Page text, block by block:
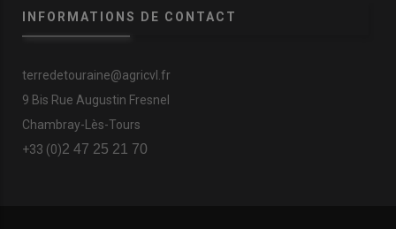
INFORMATIONS DE CONTACT
terredetouraine@agricvl.fr
9 Bis Rue Augustin Fresnel
Chambray-Lès-Tours
+33 (0)2 47 25 21 70